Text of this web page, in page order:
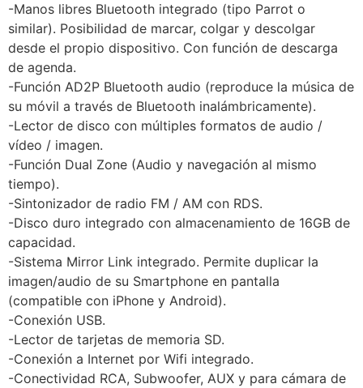
-Manos libres Bluetooth integrado (tipo Parrot o
similar). Posibilidad de marcar, colgar y descolgar
desde el propio dispositivo. Con función de descarga
de agenda.
-Función AD2P Bluetooth audio (reproduce la música de
su móvil a través de Bluetooth inalámbricamente).
-Lector de disco con múltiples formatos de audio /
vídeo / imagen.
-Función Dual Zone (Audio y navegación al mismo
tiempo).
-Sintonizador de radio FM / AM con RDS.
-Disco duro integrado con almacenamiento de 16GB de
capacidad.
-Sistema Mirror Link integrado. Permite duplicar la
imagen/audio de su Smartphone en pantalla
(compatible con iPhone y Android).
-Conexión USB.
-Lector de tarjetas de memoria SD.
-Conexión a Internet por Wifi integrado.
-Conectividad RCA, Subwoofer, AUX y para cámara de